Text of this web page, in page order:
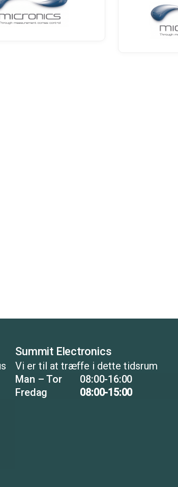
Summit Electronics
Vi er til at træffe i dette tidsrum
Man – Tor
Fredag
08:00-16:00
08:00-15:00